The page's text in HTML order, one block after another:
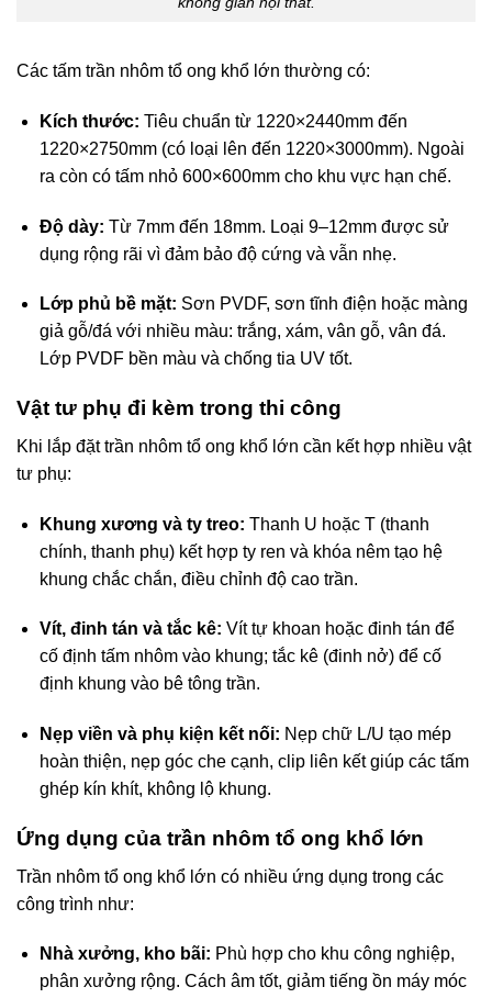
Các tấm trần nhôm tổ ong khổ lớn thường có:
Kích thước: Tiêu chuẩn từ 1220×2440mm đến
1220×2750mm (có loại lên đến 1220×3000mm). Ngoài
ra còn có tấm nhỏ 600×600mm cho khu vực hạn chế.
Độ dày: Từ 7mm đến 18mm. Loại 9–12mm được sử
dụng rộng rãi vì đảm bảo độ cứng và vẫn nhẹ.
Lớp phủ bề mặt: Sơn PVDF, sơn tĩnh điện hoặc màng
giả gỗ/đá với nhiều màu: trắng, xám, vân gỗ, vân đá.
Lớp PVDF bền màu và chống tia UV tốt.
Vật tư phụ đi kèm trong thi công
Khi lắp đặt trần nhôm tổ ong khổ lớn cần kết hợp nhiều vật
tư phụ:
Khung xương và ty treo: Thanh U hoặc T (thanh
chính, thanh phụ) kết hợp ty ren và khóa nêm tạo hệ
khung chắc chắn, điều chỉnh độ cao trần.
Vít, đinh tán và tắc kê: Vít tự khoan hoặc đinh tán để
cố định tấm nhôm vào khung; tắc kê (đinh nở) để cố
định khung vào bê tông trần.
Nẹp viền và phụ kiện kết nối: Nẹp chữ L/U tạo mép
hoàn thiện, nẹp góc che cạnh, clip liên kết giúp các tấm
ghép kín khít, không lộ khung.
Ứng dụng của trần nhôm tổ ong khổ lớn
Trần nhôm tổ ong khổ lớn có nhiều ứng dụng trong các
công trình như:
Nhà xưởng, kho bãi: Phù hợp cho khu công nghiệp,
phân xưởng rộng. Cách âm tốt, giảm tiếng ồn máy móc